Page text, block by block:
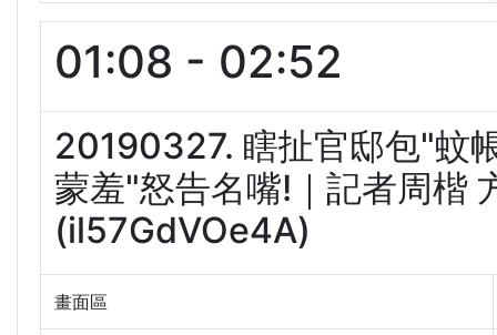
01:08 - 02:52
20190327. 瞎扯官邸包"蚊
蒙羞"怒告名嘴!｜記者周楷
(il57GdVOe4A)
畫面區